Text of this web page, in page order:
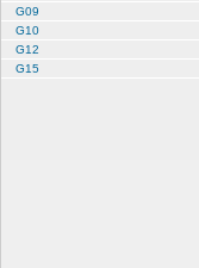
G09
G10
G12
G15